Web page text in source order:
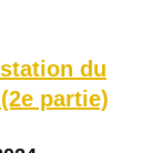
du
partie)